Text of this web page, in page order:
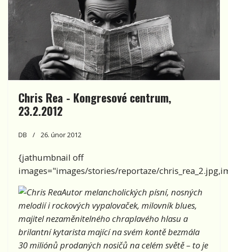
Chris Rea - Kongresové centrum,
23.2.2012
DB 26. únor 2012
{jathumbnail off
images="images/stories/reportaze/
Autor melancholických písní, nosných
melodií i rockových vypalovaček, milovník blues,
majitel nezaměnitelného chraplavého hlasu a
brilantní kytarista mající na svém kontě bezmála
30 miliónů prodaných nosičů na celém světě – to je